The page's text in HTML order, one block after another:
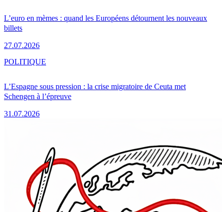
L’euro en mèmes : quand les Européens détournent les nouveaux
billets
27.07.2026
L’Espagne sous pression : la crise migratoire de Ceuta met
Schengen à l’épreuve
31.07.2026
POLITIQUE